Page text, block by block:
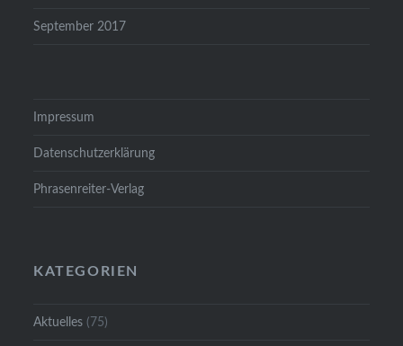
September 2017
Impressum
Datenschutzerklärung
Phrasenreiter-Verlag
KATEGORIEN
Aktuelles (75)